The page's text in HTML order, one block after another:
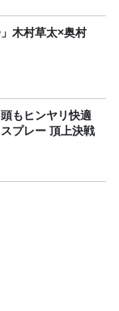
木村草太×奥村
もヒンヤリ快適
プレー 頂上決戦